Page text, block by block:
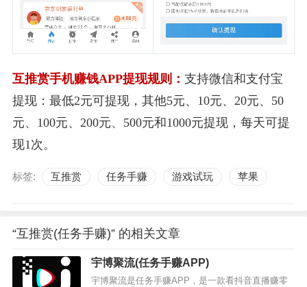
互推赏手机赚钱APP提现规则： 支持微信和支付宝
提现：最低2元可提现，其他5元、10元、20元、50
元、100元、200元、500元和1000元提现，每天可提
现1次。
标签: 互推赏 任务手赚 游戏试玩 苹果
“互推赏(任务手赚)” 的相关文章
宇博聚流(任务手赚APP)
宇博聚流是任务手赚APP，是一款看抖音直播赚零